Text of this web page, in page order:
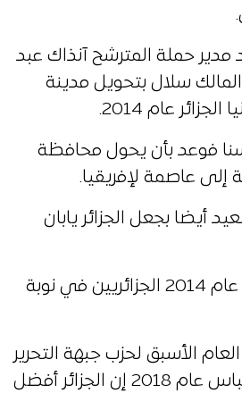
مدير حملة المترشح آنذاك عبد
المالك سلال بتحويل مدينة
عام 2014.
سنا فوعد بأن يحول محافظة
إلى عاصمة لإفريقيا.
أيضا بجعل الجزائر يابان
وأدخلت هذه الوعود عام 2014 الجزائريين في نوبة
الأسبق لحزب جبهة التحرير
الوطني جمال ولد عباس عام 2018 إن الجزائر أفضل